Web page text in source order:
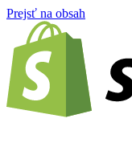
Prejsť na obsah